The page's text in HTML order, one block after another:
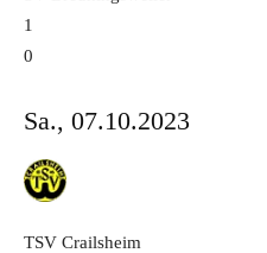
1
0
Sa., 07.10.2023
TSV Crailsheim